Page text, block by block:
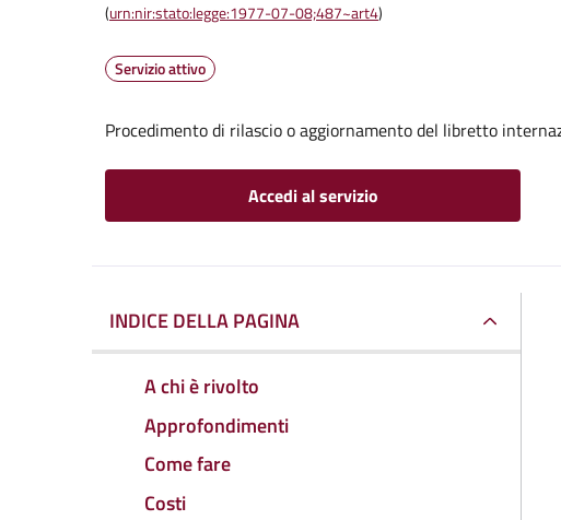
(urn:nir:stato:legge:1977-07-08;487~art4)
Servizio attivo
Procedimento di rilascio o aggiornamento del libretto
Accedi al servizio
INDICE DELLA PAGINA
A chi è rivolto
Approfondimenti
Come fare
Costi